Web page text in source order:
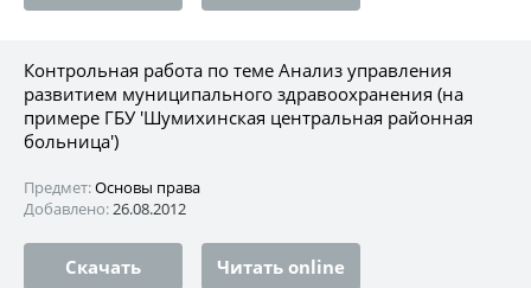
Контрольная работа по теме Анализ управления
развитием муниципального здравоохранения (на
примере ГБУ 'Шумихинская центральная районная
больница')
Предмет:Основы права
Добавлено:26.08.2012
Скачать Читать online